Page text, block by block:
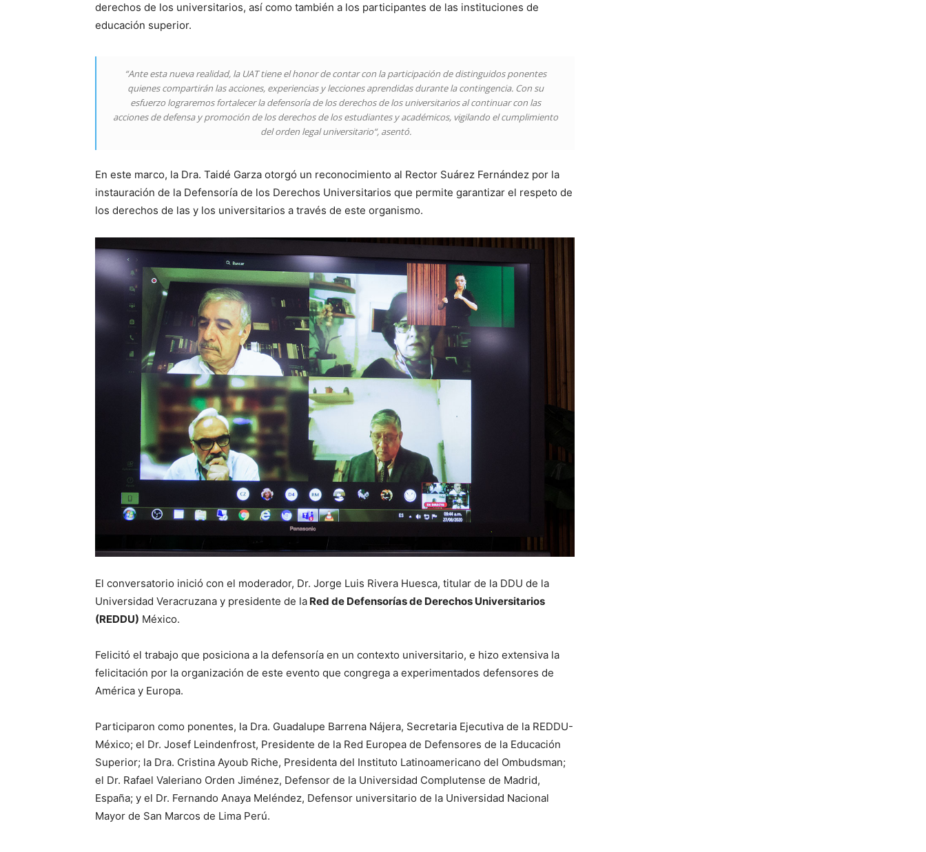
derechos de los universitarios, así como también a los participantes de las instituciones de
educación superior.
“Ante esta nueva realidad, la UAT tiene el honor de contar con la participación de distinguidos ponentes
quienes compartirán las acciones, experiencias y lecciones aprendidas durante la contingencia. Con su
esfuerzo lograremos fortalecer la defensoría de los derechos de los universitarios al continuar con las
acciones de defensa y promoción de los derechos de los estudiantes y académicos, vigilando el cumplimiento
del orden legal universitario“, asentó.
En este marco, la Dra. Taidé Garza otorgó un reconocimiento al Rector Suárez Fernández por la
instauración de la Defensoría de los Derechos Universitarios que permite garantizar el respeto de
los derechos de las y los universitarios a través de este organismo.
El conversatorio inició con el moderador, Dr. Jorge Luis Rivera Huesca, titular de la DDU de la
Universidad Veracruzana y presidente de la Red de Defensorías de Derechos Universitarios
(REDDU) México.
Felicitó el trabajo que posiciona a la defensoría en un contexto universitario, e hizo extensiva la
felicitación por la organización de este evento que congrega a experimentados defensores de
América y Europa.
Participaron como ponentes, la Dra. Guadalupe Barrena Nájera, Secretaria Ejecutiva de la REDDU-
México; el Dr. Josef Leindenfrost, Presidente de la Red Europea de Defensores de la Educación
Superior; la Dra. Cristina Ayoub Riche, Presidenta del Instituto Latinoamericano del Ombudsman;
el Dr. Rafael Valeriano Orden Jiménez, Defensor de la Universidad Complutense de Madrid,
España; y el Dr. Fernando Anaya Meléndez, Defensor universitario de la Universidad Nacional
Mayor de San Marcos de Lima Perú.